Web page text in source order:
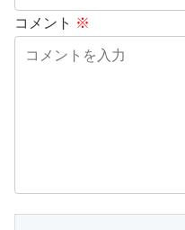
コメント ※